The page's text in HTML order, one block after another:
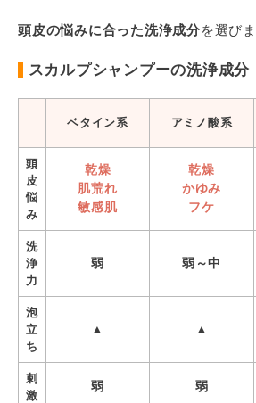
頭皮の悩みに合った洗浄成分を選び
スカルプシャンプーの洗浄成分
ベタイン系 アミノ酸系
頭
皮
悩
み
乾燥
肌荒れ
敏感肌
乾燥
かゆみ
フケ
洗
浄
力
弱 弱～中
泡
立
ち
▲ ▲
刺
激
弱 弱